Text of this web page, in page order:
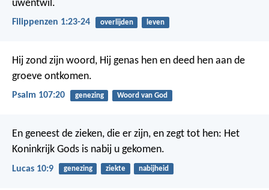
uwentwil.
Filippenzen 1:23-24 overlijden leven
Hij zond zijn woord, Hij genas hen en deed hen aan de
groeve ontkomen.
Psalm 107:20 genezing Woord van God
En geneest de zieken, die er zijn, en zegt tot hen: Het
Koninkrijk Gods is nabij u gekomen.
Lucas 10:9 genezing ziekte nabijheid